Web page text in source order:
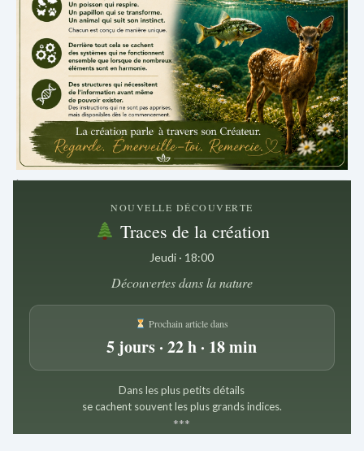
.
NOUVELLE DÉCOUVERTE
Traces de la création
Jeudi · 18:00
Découvertes dans la nature
Prochain article dans
5 jours · 22 h · 18 min
Dans les plus petits détails
se cachent souvent les plus grands indices.
***